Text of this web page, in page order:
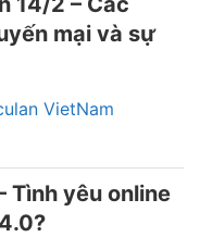
mại và sự
VietNam
Tình yêu online